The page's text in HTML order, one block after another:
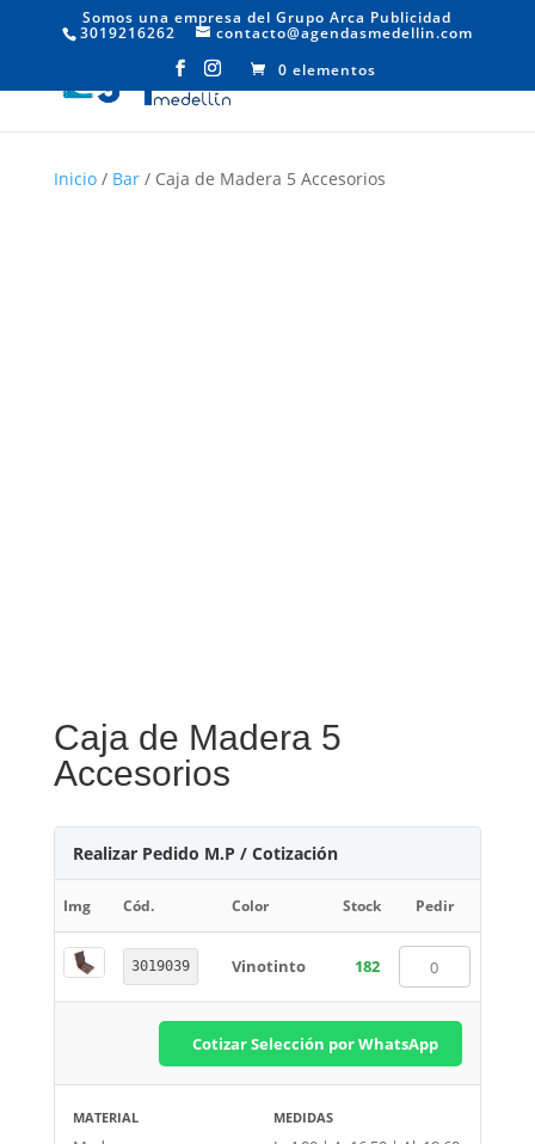
Somos una empresa del Grupo Arca Publicidad
3019216262
contacto@agendasmedellin.com
0 elementos
Inicio/ Bar/ Caja de Madera 5 Accesorios
Caja de Madera 5
Accesorios
Realizar Pedido M.P / Cotización
Img Cód. Color Stock Pedir
3019039 Vinotinto 182
Cotizar Selección por WhatsApp
MATERIAL MEDIDAS